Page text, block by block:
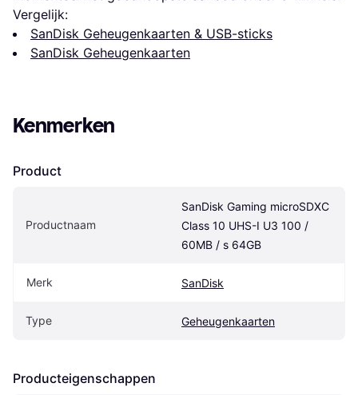
Vergelijk:
SanDisk Geheugenkaarten & USB-sticks
SanDisk Geheugenkaarten
Kenmerken
Product
Productnaam
SanDisk Gaming microSDXC
Class 10 UHS-I U3 100 /
60MB / s 64GB
Merk SanDisk
Type Geheugenkaarten
Producteigenschappen